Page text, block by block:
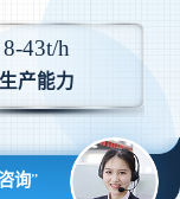
8-43t/h
生产能力
询”